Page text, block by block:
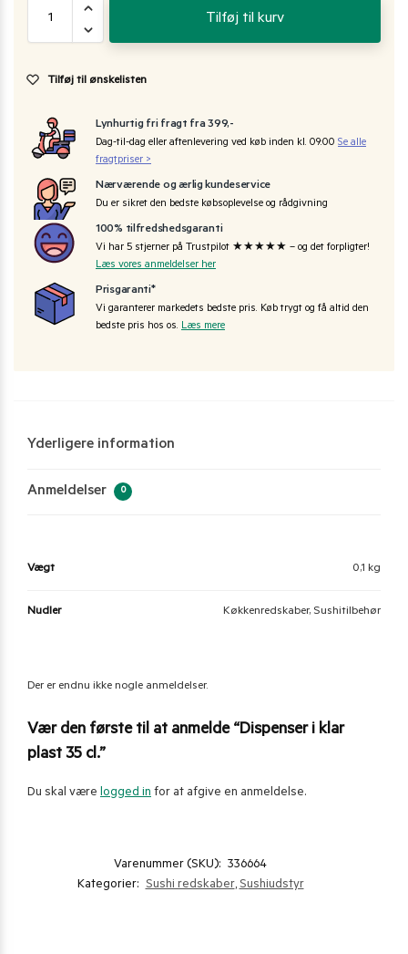
Tilføj til kurv
Tilføj til ønskelisten
Lynhurtig fri fragt fra 399,-
Dag-til-dag eller aftenlevering ved køb inden kl. 09:00 Se alle
fragtpriser >
Nærværende og ærlig kundeservice
Du er sikret den bedste købsoplevelse og rådgivning
100% tilfredshedsgaranti
Vi har 5 stjerner på Trustpilot ★★★★★ – og det forpligter!
Læs vores anmeldelser her
Prisgaranti*
Vi garanterer markedets bedste pris. Køb trygt og få altid den
bedste pris hos os. Læs mere
Yderligere information
Anmeldelser 0
Vægt 0,1 kg
Nudler Køkkenredskaber, Sushitilbehør
Der er endnu ikke nogle anmeldelser.
Vær den første til at anmelde “Dispenser i klar
plast 35 cl.”
Du skal være logged in for at afgive en anmeldelse.
Varenummer (SKU): 336664
Kategorier: Sushi redskaber, Sushiudstyr